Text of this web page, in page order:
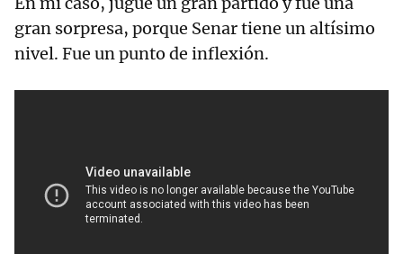
gran sorpresa, porque Senar tiene un altísimo
nivel. Fue un punto de inflexión.